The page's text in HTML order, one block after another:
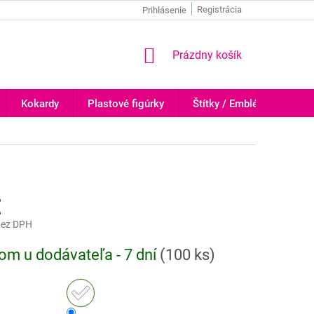
Registrácia
Prihlásenie
NÁKUPNÝ
Prázdny košík
Kokardy Plastové figúrky Štítky / Emblémy
DPH
u dodávateľa - 7 dní (100 ks)